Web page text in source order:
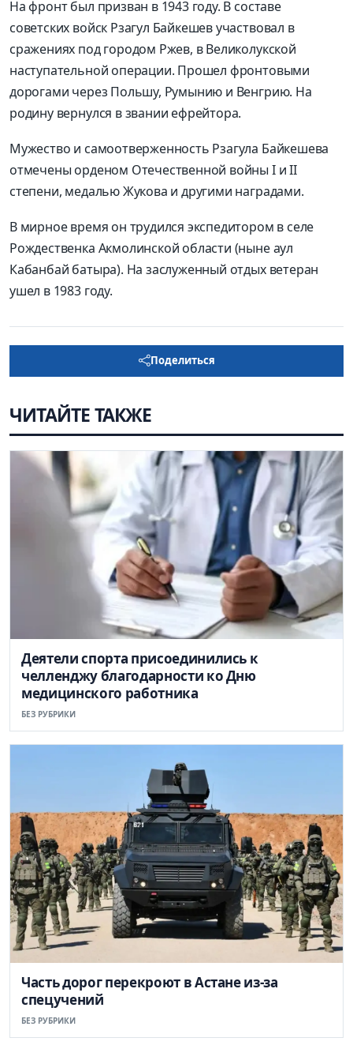
На фронт был призван в 1943 году. В составе
советских войск Рзагул Байкешев участвовал в
сражениях под городом Ржев, в Великолукской
наступательной операции. Прошел фронтовыми
дорогами через Польшу, Румынию и Венгрию. На
родину вернулся в звании ефрейтора.
Мужество и самоотверженность Рзагула Байкешева
отмечены орденом Отечественной войны I и II
степени, медалью Жукова и другими наградами.
В мирное время он трудился экспедитором в селе
Рождественка Акмолинской области (ныне аул
Кабанбай батыра). На заслуженный отдых ветеран
ушел в 1983 году.
Поделиться
ЧИТАЙТЕ ТАКЖЕ
Деятели спорта присоединились к
челленджу благодарности ко Дню
медицинского работника
БЕЗ РУБРИКИ
Часть дорог перекроют в Астане из-за
спецучений
БЕЗ РУБРИКИ